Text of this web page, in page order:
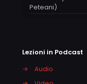
Peteani)
Lezioni in Podcast
→
Audio